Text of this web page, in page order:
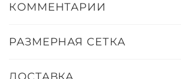
КОММЕНТАРИИ
РАЗМЕРНАЯ СЕТКА